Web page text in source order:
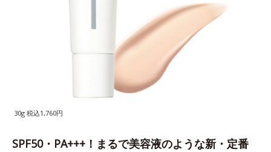
30g 税込1,760円
SPF50・PA+++！まるで美容液のような新・定番